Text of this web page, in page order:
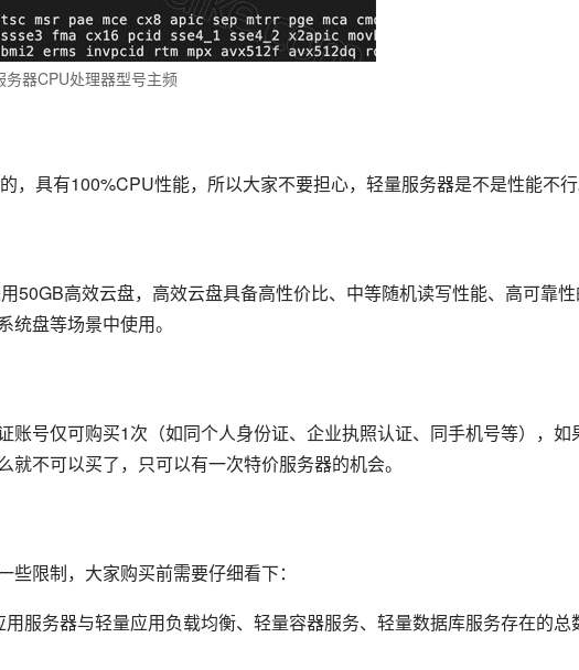
务器CPU处理器型号主频
，具有100%CPU性能，所以大家不要担心，轻量服务器是不是性能不行
50GB高效云盘，高效云盘具备高性价比、中等随机读写性能、高可靠
盘等场景中使用。
账号仅可购买1次（如同个人身份证、企业执照认证、同手机号等），如
不可以买了，只可以有一次特价服务器的机会。
限制，大家购买前需要仔细看下：
服务器与轻量应用负载均衡、轻量容器服务、轻量数据库服务存在的总